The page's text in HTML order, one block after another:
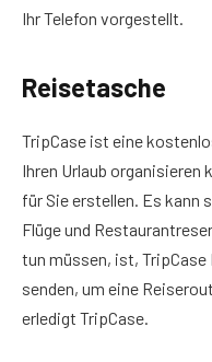
Ihr Telefon vorgestellt.
Reisetasche
TripCase ist eine
Ihren Urlaub organisieren
für Sie erstellen. Es kann
Flüge und
tun müssen, ist,
senden, um eine
erledigt TripCase.